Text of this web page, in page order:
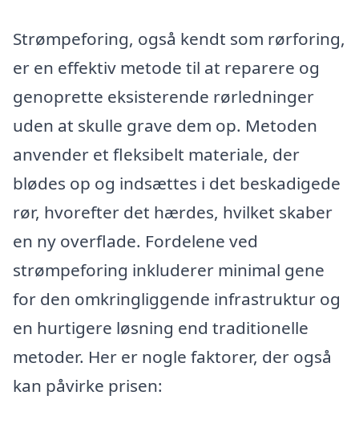
Strømpeforing, også kendt som rørforing,
er en effektiv metode til at reparere og
genoprette eksisterende rørledninger
uden at skulle grave dem op. Metoden
anvender et fleksibelt materiale, der
blødes op og indsættes i det beskadigede
rør, hvorefter det hærdes, hvilket skaber
en ny overflade. Fordelene ved
strømpeforing inkluderer minimal gene
for den omkringliggende infrastruktur og
en hurtigere løsning end traditionelle
metoder. Her er nogle faktorer, der også
kan påvirke prisen: